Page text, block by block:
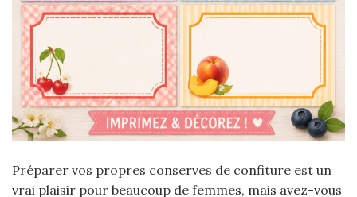
Préparer vos propres conserves de confiture est un
vrai plaisir pour beaucoup de femmes, mais avez-vous